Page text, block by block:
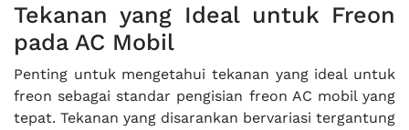
Tekanan yang Ideal untuk Freon
pada AC Mobil
Penting untuk mengetahui tekanan yang ideal untuk
freon sebagai standar pengisian freon AC mobil yang
tepat. Tekanan yang disarankan bervariasi tergantung